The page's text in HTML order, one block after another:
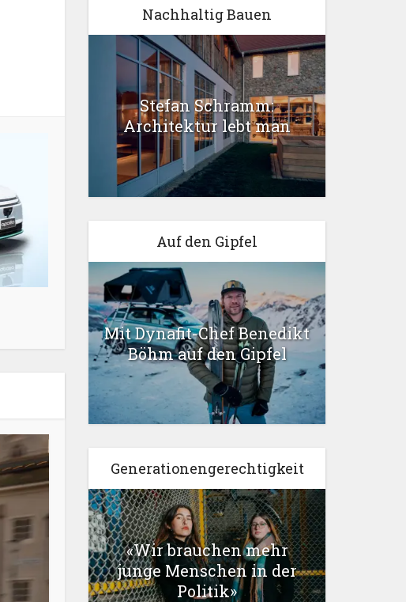
Nachhaltig Bauen
Stefan Schramm:
Architektur lebt man
Auf den Gipfel
Mit Dynafit-Chef Benedikt
Böhm auf den Gipfel
Generationengerechtigkeit
«Wir brauchen mehr
junge Menschen in der
Politik»